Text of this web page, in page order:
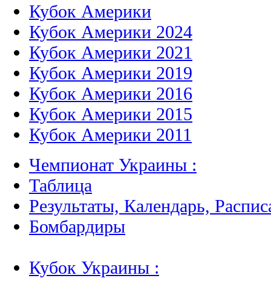
Кубок Америки
Кубок Америки 2024
Кубок Америки 2021
Кубок Америки 2019
Кубок Америки 2016
Кубок Америки 2015
Кубок Америки 2011
Чемпионат Украины :
Таблица
Результаты, Календарь,
Бомбардиры
Кубок Украины :